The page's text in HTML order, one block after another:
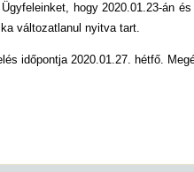
hogy 2020.01.23-án
változatlanul nyitva tart.
időpontja 2020.01.27. hétfő.